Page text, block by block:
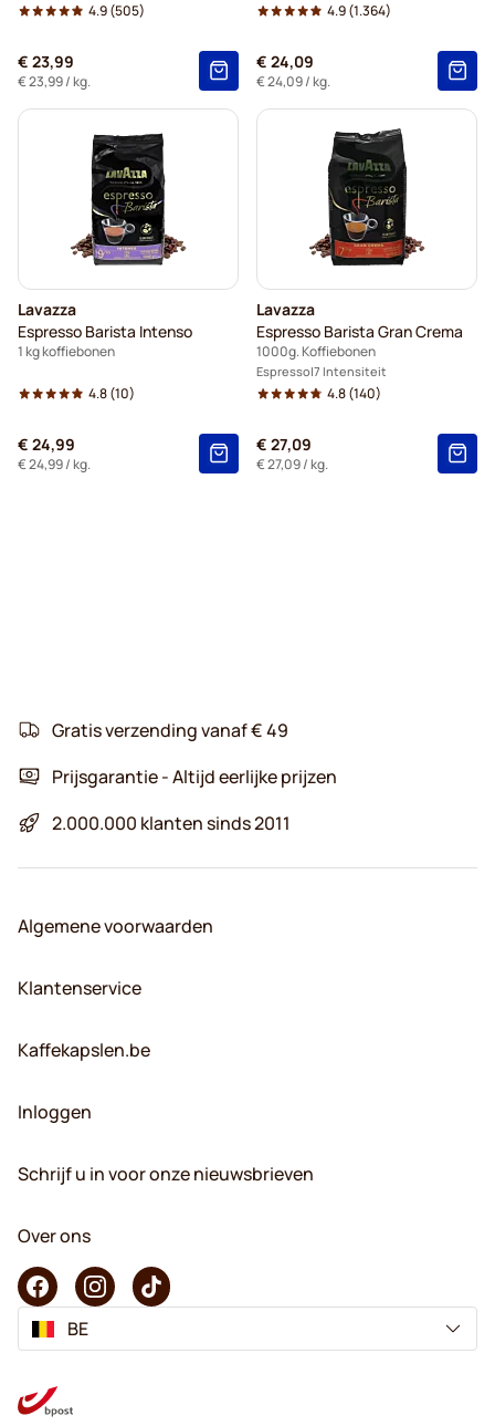
4.9(505)
€ 23,99
€ 23,99/ kg.
4.9(1.364)
€ 24,09
€ 24,09/ kg.
Lavazza
Espresso Barista Intenso
1 kg koffiebonen
4.8(10)
€ 24,99
€ 24,99/ kg.
Lavazza
Espresso Barista Gran Crema
1000g. Koffiebonen
Espresso 7 Intensiteit
4.8(140)
€ 27,09
€ 27,09/ kg.
Gratis verzending vanaf € 49
Prijsgarantie - Altijd eerlijke prijzen
2.000.000 klanten sinds 2011
Algemene voorwaarden
Klantenservice
Kaffekapslen.be
Inloggen
Schrijf u in voor onze nieuwsbrieven
Over ons
BE